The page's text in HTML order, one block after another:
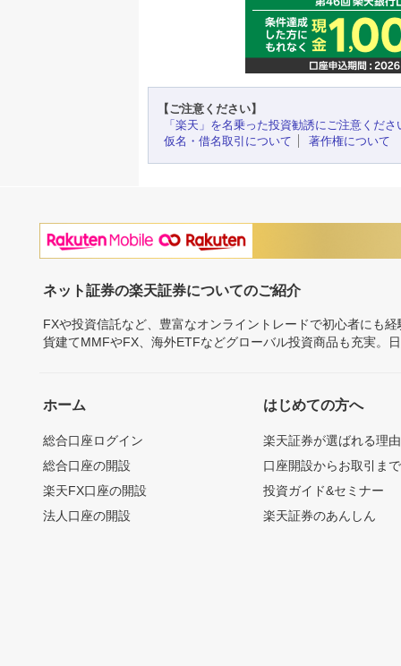
【ご注意ください】
「楽天」を名乗った投資勧誘にご注意くださ
仮名・借名取引について
著作権について
ネット証券の楽天証券についてのご紹介
FXや投資信託など、豊富なオンライントレードで初心者にも
貨建てMMFやFX、海外ETFなどグローバル投資商品も充実。
ホーム
総合口座ログイン
総合口座の開設
楽天FX口座の開設
法人口座の開設
はじめての方へ
楽天証券が選ばれる理由
口座開設からお取引ま
投資ガイド&セミナー
楽天証券のあんしん